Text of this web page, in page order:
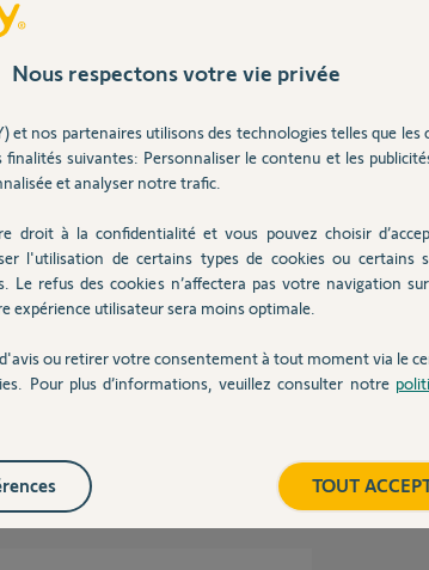
et 443 qui ne fonctionne
Nous respectons votre vie privée
et nos partenaires utilisons des technologies telles que les
suivantes: Personnaliser le contenu et les
et analyser notre trafic.
droit à la confidentialité et vous pouvez choisir
l'utilisation de certains types de cookies ou certains
Le refus des cookies n’affectera pas votre navigation
expérience utilisateur sera moins optimale.
ou retirer votre consentement à tout moment via le
Pour plus d’informations, veuillez consulter notre
TOUT